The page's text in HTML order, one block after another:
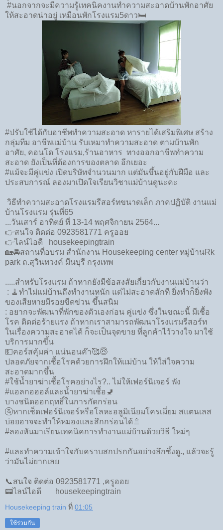
#นอกจากจะมีความรู้เทคนิคงานทำความสะอาดบ้านพักอาศัย
ให้สะอาดน่าอยู่ เหมือนพักโรงแรม5ดาว🛏
#ปรับใช้ได้กับอาชีพทำความสะอาด หารายได้เสริมพิเศษ สร้าง
กลุ่มทีม อาชีพแม่บ้าน รับเหมาทำความสะอาด ตามบ้านพัก
อาศัย, คอนโด โรงแรม,ร้านอาหาร ทางออกอาชีพทำความ
สะอาด ยังเป็นที่ต้องการของตลาด อีกเยอะ
#แม้จะมีคู่แข่ง เปิดบริษัทจำนวนมาก แต่มันขึ้นอยู่กับฝีมือ และ
ประสบการณ์ ลองมาเปิดใจเรียนวิชาแม่บ้านดูนะคะ
วิธีทำความสะอาดโรงแรมรีสอร์ทขนาดเล็ก ภาคปฏิบัติ งานแม่
บ้านโรงแรม รุ่นที่65
...วันเสาร์ อาทิตย์ ที่ 13-14 พฤศจิกายน 2564...
👉สนใจ ติดต่อ 0923581771 ครูออย
👉ไลน์ไอดี housekeepingtrain
🏡🚘สถานที่อบรม สำนักงาน Housekeeping center หมู่บ้านRk
park ถ.สุวินทวงค์ มีนบุรี กรุงเทพ
.....สำหรับโรงแรม ถ้าหากยังมีข้อสงสัยเกี่ยวกับงานแม่บ้านว่า
: 🧹ทำไม่แม่บ้านถึงทำงานหนัก แต่ไม่สะอาดสักที ยิ่งทำก็ยิ่งพัง
ของเสียหายมีรอยขีดข่วน ขึ้นสนิม
: อยากจะพัฒนาที่พักของตัวเองก่อน คู่แข่ง ซึ่งในขณะนี้ มีเชื้อ
โรค ติดต่อร้ายแรง ถ้าหากเราสามารถพัฒนาโรงแรมรีสอร์ท
ในเรื่องความสะอาดได้ ก็จะเป็นจุดขาย ที่ลูกค้าไว้วางใจ มาใช้
บริการมากขึ้น
💵คอร์สคุ้มค่า แน่นอนค๊า🥰😇
ปลอดภัยจากเชื้อโรคด้วยการฝึกให้แม่บ้าน ให้ใส่ใจความ
สะอาดมากขึ้น
#ใช้น้ำยาฆ่าเชื้อโรคอย่างไร?.. ไม่ให้เฟอร์นิเจอร์​ พัง​
#แอลกอฮอล์และน้ำยาฆ่าเชื้อ​🚽
บางชนิดออกฤทธิ์​ในการกัดกร่อน​
🚰หากเช็ดเฟอร์นิเจอร์​หรือโลหะอลูมิเนียม​โครเมี่ยม​ สแตนเลส​
บ่อย​อาจจะทำให้หมอง​และสึกกร่อนได้​🚿
#ลองหันมาเรียนเทคนิคการทำงานแม่บ้านด้วยวิธี ใหม่ๆ
#และทำความเข้าใจกับคราบสกปรกกันอย่างลึกซึ้งดู., แล้วจะรู้
ว่ามันไม่ยากเลย
📞สนใจ ติดต่อ 0923581771 ,ครูออย
📟ไลน์ไอดี housekeepingtrain
Housekeeping train ที่ 01:05
ใช้ร่วมกัน